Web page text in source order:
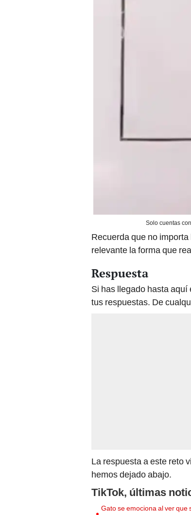
Solo cuentas
Recuerda que no
relevante la forma que
Respuesta
Si has llegado hasta
tus respuestas. De
La respuesta a este reto
hemos dejado abajo.
TikTok, últimas
Gato se emociona al ver que